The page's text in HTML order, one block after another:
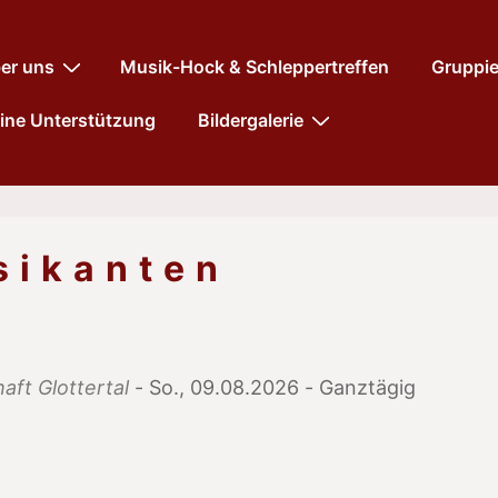
uns Musik-Hock & Schleppertreffen
Unterstützung Bildergalerie
Glottertal - So., 09.08.2026 - Ganztägig